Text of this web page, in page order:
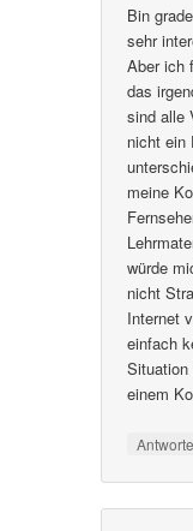
Bin
sehr
Aber ich
das
sind alle
nicht ein
meine
würde
nicht
Internet
einfach
einem